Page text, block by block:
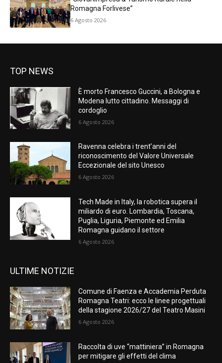
Romagna Forlivese”
6 Agosto 2026
TOP NEWS
È morto Francesco Guccini, a Bologna e
Modena lutto cittadino. Messaggi di
cordoglio
6 Agosto 2026
Ravenna celebra i trent’anni del
riconoscimento del Valore Universale
Eccezionale del sito Unesco
6 Agosto 2026
Tech Made in Italy, la robotica supera il
miliardo di euro. Lombardia, Toscana,
Puglia, Liguria, Piemonte ed Emilia
Romagna guidano il settore
6 Agosto 2026
ULTIME NOTIZIE
Comune di Faenza e Accademia Perduta
Romagna Teatri: ecco le linee progettuali
della stagione 2026/27 del Teatro Masini
6 Agosto 2026
Raccolta di uve “mattiniera” in Romagna
per mitigare gli effetti del clima